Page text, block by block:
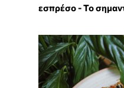
εσπρέσο - Το